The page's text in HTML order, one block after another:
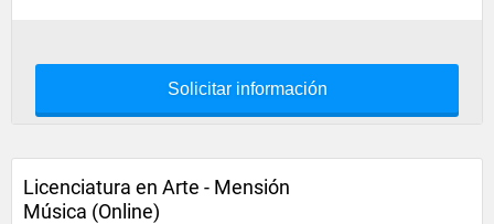
Solicitar información
Licenciatura en Arte - Mensión
Música (Online)